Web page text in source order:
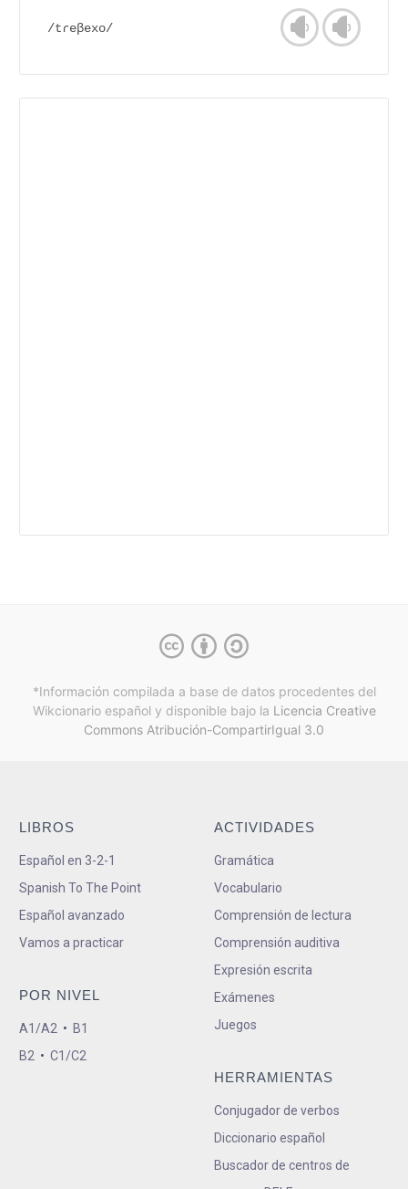
/tɾeβexo/
*Información compilada a base de datos procedentes del
Wikcionario español y disponible bajo la Licencia Creative
Commons Atribución-CompartirIgual 3.0
LIBROS
Español en 3-2-1
Spanish To The Point
Español avanzado
Vamos a practicar
POR NIVEL
A1/A2 • B1
B2 • C1/C2
ACTIVIDADES
Gramática
Vocabulario
Comprensión de lectura
Comprensión auditiva
Expresión escrita
Exámenes
Juegos
HERRAMIENTAS
Conjugador de verbos
Diccionario español
Buscador de centros de